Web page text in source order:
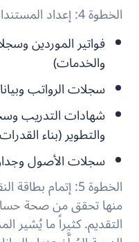
الخطوة 4: إعداد المستندات الداعمة
فواتير الموردين
والخدمات)
سجلات الرواتب
شهادات التدريب
والتطوير (بناء
سجلات الأصول
الخطوة 5: إتمام
منهاتحقق من صحة
التقديم. كثيراً ما يُشير